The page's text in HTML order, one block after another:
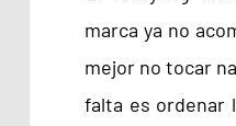
marca ya no
mejor no tocar
falta es ordenar